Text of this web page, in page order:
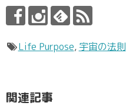
Life Purpose, 宇宙の法則
関連記事